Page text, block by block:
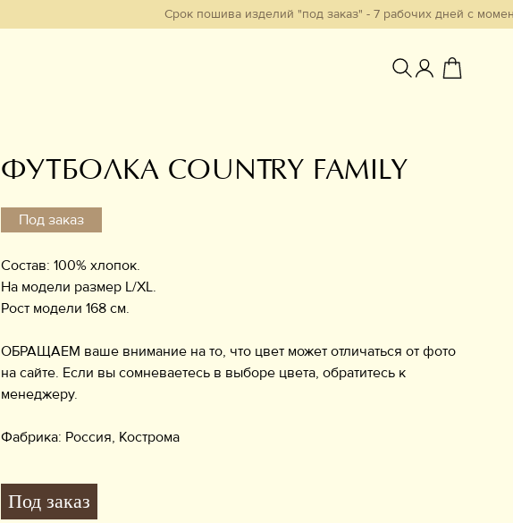
Срок пошива изделий "под заказ" - 7 рабочих дней с момента
ФУТБОЛКА COUNTRY FAMILY
Под заказ
Состав: 100% хлопок.
На модели размер L/XL.
Рост модели 168 см.
ОБРАЩАЕМ ваше внимание на то, что цвет может отличаться от фото
на сайте. Если вы сомневаетесь в выборе цвета, обратитесь к
менеджеру.
Фабрика: Россия, Кострома
Под заказ